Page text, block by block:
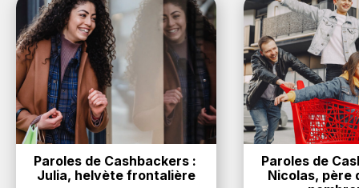
Paroles de Cashbackers :
Julia, helvète frontalière
Paroles de
Nicolas, père